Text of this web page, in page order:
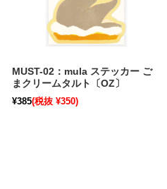
MUST-02：mula ステッカー ご
まクリームタルト〔OZ〕
¥385(税抜 ¥350)